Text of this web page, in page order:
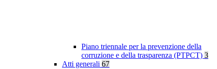
Piano triennale per la prevenzione della
corruzione e della trasparenza (PTPCT) 3
Atti generali 67